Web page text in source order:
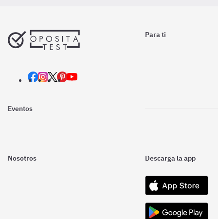
Para ti
Eventos
Nosotros Descarga la app